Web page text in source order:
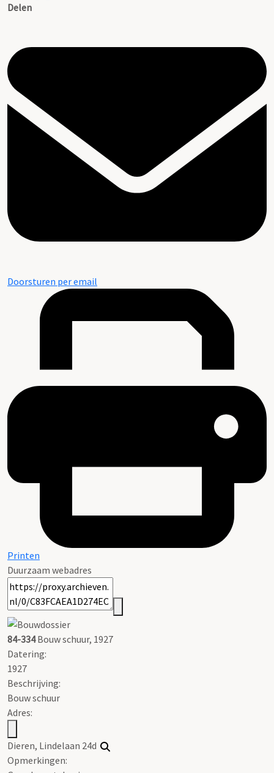
Delen
Doorsturen per email
Printen
Duurzaam webadres
84-334Bouw schuur, 1927
Datering:
1927
Beschrijving:
Bouw schuur
Adres:
Dieren, Lindelaan 24d
Opmerkingen: